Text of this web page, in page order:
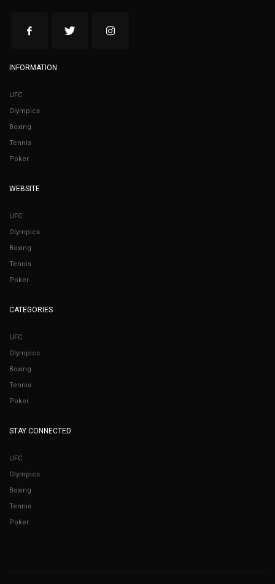
INFORMATION
UFC
Olympics
Boxing
Tennis
Poker
WEBSITE
UFC
Olympics
Boxing
Tennis
Poker
CATEGORIES
UFC
Olympics
Boxing
Tennis
Poker
STAY CONNECTED
UFC
Olympics
Boxing
Tennis
Poker